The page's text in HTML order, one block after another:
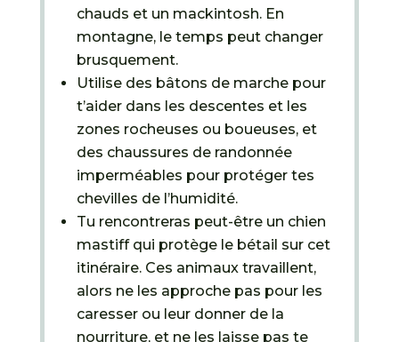
chauds et un mackintosh. En
montagne, le temps peut changer
brusquement.
Utilise des bâtons de marche pour
t’aider dans les descentes et les
zones rocheuses ou boueuses, et
des chaussures de randonnée
imperméables pour protéger tes
chevilles de l’humidité.
Tu rencontreras peut-être un chien
mastiff qui protège le bétail sur cet
itinéraire. Ces animaux travaillent,
alors ne les approche pas pour les
caresser ou leur donner de la
nourriture, et ne les laisse pas te